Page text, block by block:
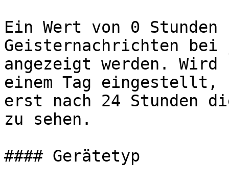
Ein Wert von 0
Geisternachrichten bei
angezeigt werden.
einem Tag eingestellt,
erst nach 24 Stunden
zu sehen.
#### Gerätetyp